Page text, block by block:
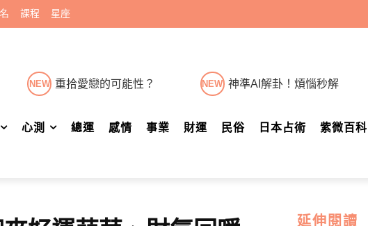
課程 星座
NEW 重拾愛戀的可能性？ NEW 神準AI解卦！煩惱秒解
心測 總運 感情 事業 財運 民俗 日本占術 紫微百科
延伸閱讀